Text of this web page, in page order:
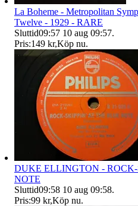
La Boheme - Metropolitan
Twelve - 1929 - RARE
Sluttid09:57 10 aug 09:57.
Pris:149 kr,Köp nu.
DUKE ELLINGTON -
NOTE
Sluttid09:58 10 aug 09:58.
Pris:99 kr,Köp nu.